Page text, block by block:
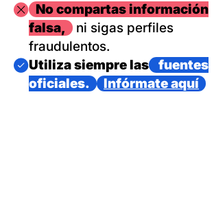
ImagenNo compartas información
falsa,
ni sigas perfiles
fraudulentos.
Imagen
Utiliza siempre las
fuentes
oficiales.
Infórmate aquí